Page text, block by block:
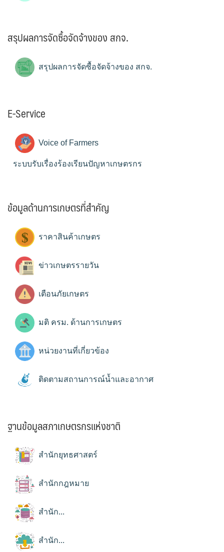
สรุปผลการจัดซื้อจัดจ้างของ สกจ.
สรุปผลการจัดซื้อจัดจ้างของ สกจ.
E-Service
Voice of Farmers
ระบบรับเรื่องร้องเรียนปัญหาเกษตรกร
ข้อมูลด้านการเกษตรที่สำคัญ
ราคาสินค้าเกษตร
ข่าวเกษตรรายวัน
เตือนภัยเกษตร
มติ ครม. ด้านการเกษตร
หน่วยงานที่เกี่ยวข้อง
ติดตามสถานการณ์น้ำและอากาศ
ฐานข้อมูลสภาเกษตรกรแห่งชาติ
สำนักยุทธศาสตร์
สำนักกฎหมาย
สำนัก...
สำนัก...